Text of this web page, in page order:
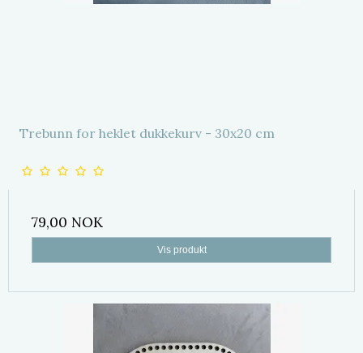
Trebunn for heklet dukkekurv - 30x20 cm
79,00 NOK
Vis produkt